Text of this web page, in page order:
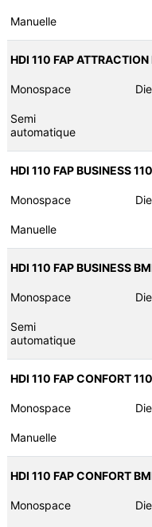
Manuelle
HDI 110 FAP
Monospace
Semi
automatique
HDI 110 FAP BUSINESS
Monospace
Manuelle
HDI 110 FAP BUSINESS
Monospace
Semi
automatique
HDI 110 FAP CONFORT
Monospace
Manuelle
HDI 110 FAP CONFORT
Monospace